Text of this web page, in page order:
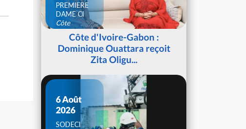
PREMIERE
DAME CI
Côte
d'IvoireCôte d'Ivoire-Gabon :
Dominique Ouattara reçoit
Zita Oligu...
6 Août
2026
SODECI